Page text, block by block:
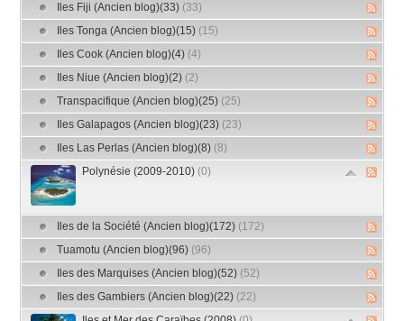
Iles Fiji (Ancien blog)(33) (33)
Iles Tonga (Ancien blog)(15) (15)
Iles Cook (Ancien blog)(4) (4)
Iles Niue (Ancien blog)(2) (2)
Transpacifique (Ancien blog)(25) (25)
Iles Galapagos (Ancien blog)(23) (23)
Iles Las Perlas (Ancien blog)(8) (8)
Polynésie (2009-2010) (0)
Iles de la Société (Ancien blog)(172) (172)
Tuamotu (Ancien blog)(96) (96)
Iles des Marquises (Ancien blog)(52) (52)
Iles des Gambiers (Ancien blog)(22) (22)